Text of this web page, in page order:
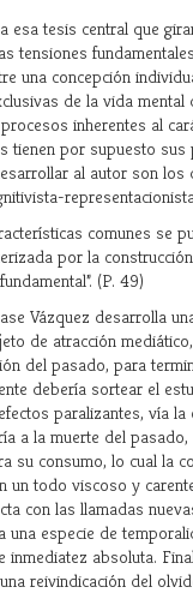
esa tesis central que
tensiones
una concepción
de la vida
inherentes al
tienen por supuesto
al autor son los
comunes se
por la
(P. 49)
Vázquez desarrolla
de atracción
del pasado, para
debería sortear el
paralizantes, vía
a la muerte del
su consumo, lo cual la
un todo viscoso y
con las llamadas
una especie de
inmediatez absoluta.
reivindicación del